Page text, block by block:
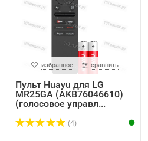
избранное сравнить
Пульт Huayu для LG
MR25GA (AKB76046610)
(голосовое управл...
(4)